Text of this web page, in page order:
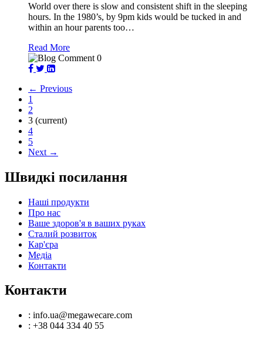
World over there is slow and consistent shift in the sleeping
hours. In the 1980’s, by 9pm kids would be tucked in and
within an hour parents too…
Read More
0
← Previous
1
2
3 (current)
4
5
Next →
Швидкі посилання
Наші продукти
Про нас
Ваше здоров'я в ваших руках
Сталий розвиток
Кар'єра
Медіа
Контакти
Контакти
: info.ua@megawecare.com
: +38 044 334 40 55